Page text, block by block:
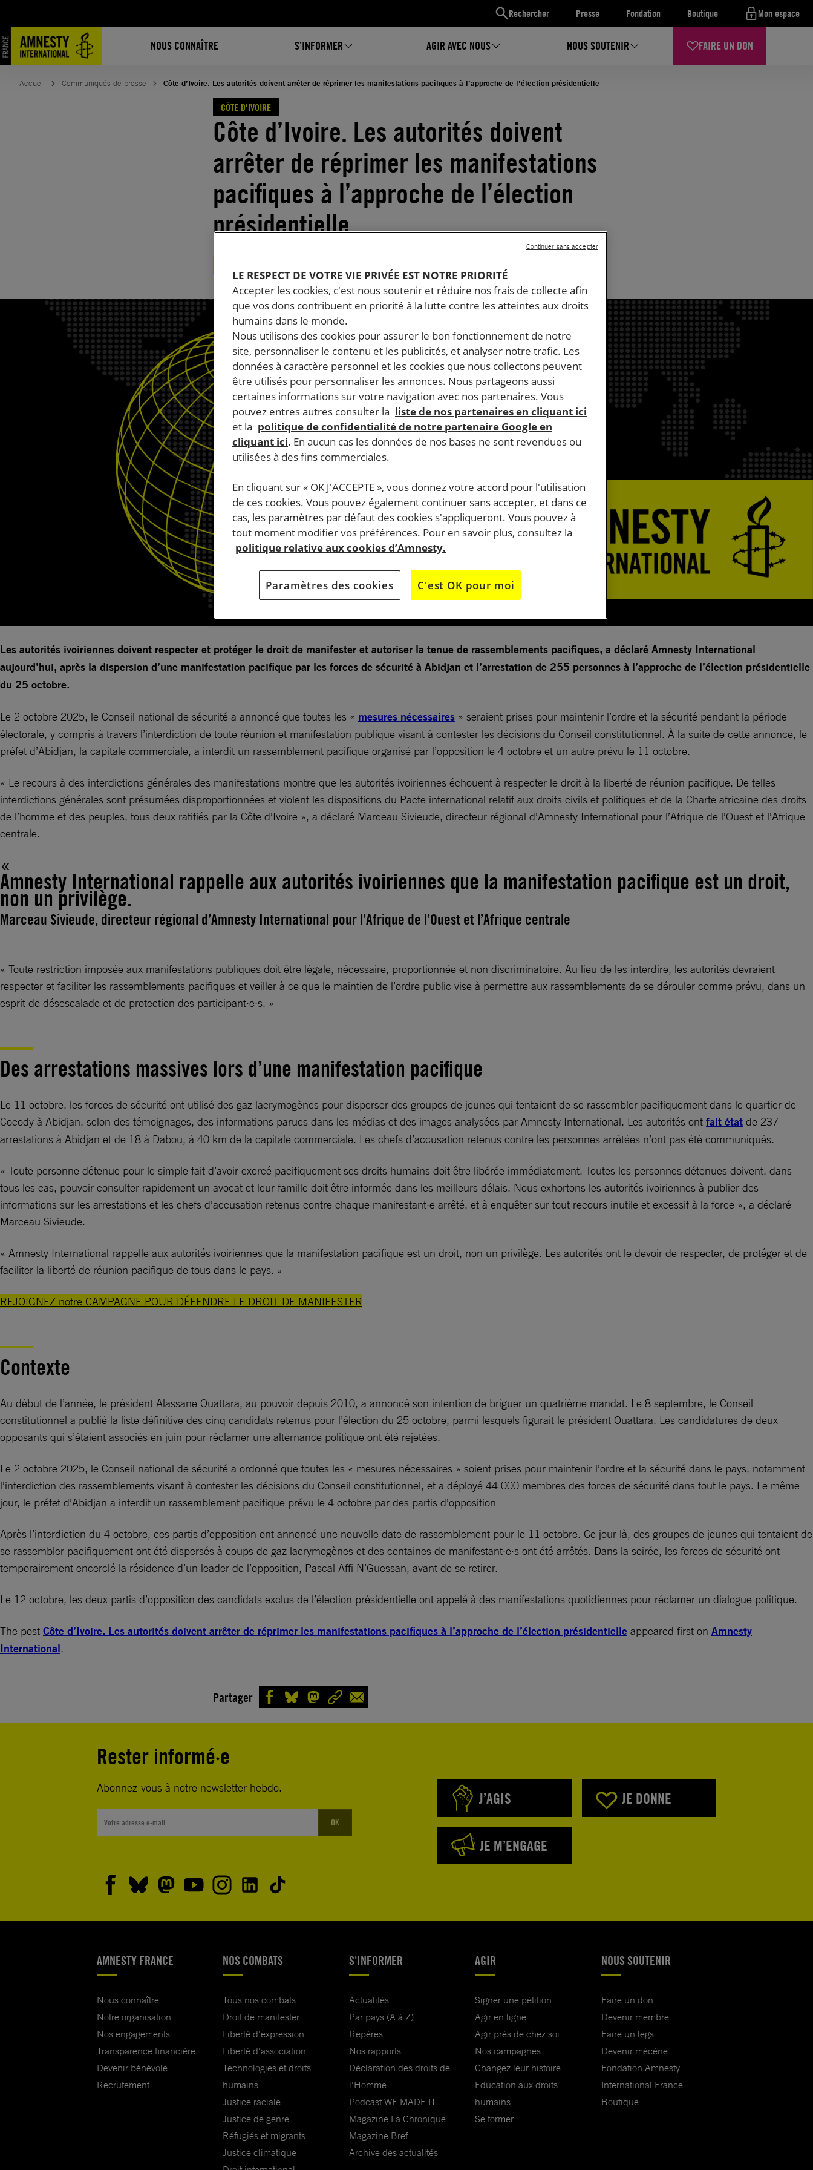
Rechercher Presse Fondation Boutique Mon espace
NOUS CONNAÎTRE S’INFORMER AGIR AVEC NOUS NOUS SOUTENIR FAIRE UN DON
contenu
Accueil Communiqués de presse Côte d’Ivoire. Les autorités doivent arrêter de réprimer les manifestations pacifiques à l’approche de l’élection présidentielle
CÔTE D'IVOIRE
Côte d’Ivoire. Les autorités doivent
arrêter de réprimer les manifestations
pacifiques à l’approche de l’élection
présidentielle
Les autorités ivoiriennes doivent respecter et protéger le droit de manifester et autoriser la tenue de rassemblements pacifiques, a déclaré Amnesty International
aujourd’hui, après la dispersion d’une manifestation pacifique par les forces de sécurité à Abidjan et l’arrestation de 255 personnes à l’approche de l’élection présidentielle
du 25 octobre.
Le 2 octobre 2025, le Conseil national de sécurité a annoncé que toutes les « mesures nécessaires » seraient prises pour maintenir l’ordre et la sécurité pendant la période
électorale, y compris à travers l’interdiction de toute réunion et manifestation publique visant à contester les décisions du Conseil constitutionnel. À la suite de cette annonce, le
préfet d’Abidjan, la capitale commerciale, a interdit un rassemblement pacifique organisé par l’opposition le 4 octobre et un autre prévu le 11 octobre.
« Le recours à des interdictions générales des manifestations montre que les autorités ivoiriennes échouent à respecter le droit à la liberté de réunion pacifique. De telles
interdictions générales sont présumées disproportionnées et violent les dispositions du Pacte international relatif aux droits civils et politiques et de la Charte africaine des droits
de l’homme et des peuples, tous deux ratifiés par la Côte d’Ivoire », a déclaré Marceau Sivieude, directeur régional d’Amnesty International pour l’Afrique de l’Ouest et l’Afrique
centrale.
Amnesty International rappelle aux autorités ivoiriennes que la manifestation pacifique est un droit,
non un privilège.
Marceau Sivieude, directeur régional d’Amnesty International pour l’Afrique de l’Ouest et l’Afrique centrale
« Toute restriction imposée aux manifestations publiques doit être légale, nécessaire, proportionnée et non discriminatoire. Au lieu de les interdire, les autorités devraient
respecter et faciliter les rassemblements pacifiques et veiller à ce que le maintien de l’ordre public vise à permettre aux rassemblements de se dérouler comme prévu, dans un
esprit de désescalade et de protection des participant·e·s. »
Des arrestations massives lors d’une manifestation pacifique
Le 11 octobre, les forces de sécurité ont utilisé des gaz lacrymogènes pour disperser des groupes de jeunes qui tentaient de se rassembler pacifiquement dans le quartier de
Cocody à Abidjan, selon des témoignages, des informations parues dans les médias et des images analysées par Amnesty International. Les autorités ont fait état de 237
arrestations à Abidjan et de 18 à Dabou, à 40 km de la capitale commerciale. Les chefs d’accusation retenus contre les personnes arrêtées n’ont pas été communiqués.
« Toute personne détenue pour le simple fait d’avoir exercé pacifiquement ses droits humains doit être libérée immédiatement. Toutes les personnes détenues doivent, dans
tous les cas, pouvoir consulter rapidement un avocat et leur famille doit être informée dans les meilleurs délais. Nous exhortons les autorités ivoiriennes à publier des
informations sur les arrestations et les chefs d’accusation retenus contre chaque manifestant·e arrêté, et à enquêter sur tout recours inutile et excessif à la force », a déclaré
Marceau Sivieude.
« Amnesty International rappelle aux autorités ivoiriennes que la manifestation pacifique est un droit, non un privilège. Les autorités ont le devoir de respecter, de protéger et de
faciliter la liberté de réunion pacifique de tous dans le pays. »
REJOIGNEZ notre CAMPAGNE POUR DÉFENDRE LE DROIT DE MANIFESTER
Contexte
Au début de l’année, le président Alassane Ouattara, au pouvoir depuis 2010, a annoncé son intention de briguer un quatrième mandat. Le 8 septembre, le Conseil
constitutionnel a publié la liste définitive des cinq candidats retenus pour l’élection du 25 octobre, parmi lesquels figurait le président Ouattara. Les candidatures de deux
opposants qui s’étaient associés en juin pour réclamer une alternance politique ont été rejetées.
Le 2 octobre 2025, le Conseil national de sécurité a ordonné que toutes les « mesures nécessaires » soient prises pour maintenir l’ordre et la sécurité dans le pays, notamment
l’interdiction des rassemblements visant à contester les décisions du Conseil constitutionnel, et a déployé 44 000 membres des forces de sécurité dans tout le pays. Le même
jour, le préfet d’Abidjan a interdit un rassemblement pacifique prévu le 4 octobre par des partis d’opposition
Après l’interdiction du 4 octobre, ces partis d’opposition ont annoncé une nouvelle date de rassemblement pour le 11 octobre. Ce jour-là, des groupes de jeunes qui tentaient de
se rassembler pacifiquement ont été dispersés à coups de gaz lacrymogènes et des centaines de manifestant·e·s ont été arrêtés. Dans la soirée, les forces de sécurité ont
temporairement encerclé la résidence d’un leader de l’opposition, Pascal Affi N’Guessan, avant de se retirer.
Le 12 octobre, les deux partis d’opposition des candidats exclus de l’élection présidentielle ont appelé à des manifestations quotidiennes pour réclamer un dialogue politique.
The post Côte d’Ivoire. Les autorités doivent arrêter de réprimer les manifestations pacifiques à l’approche de l’élection présidentielle appeared first on Amnesty
International.
Partager
Rester informé·e
Abonnez-vous à notre newsletter hebdo.
OK
J’AGIS JE DONNE
JE M’ENGAGE
AMNESTY FRANCE
Nous connaître
Notre organisation
Nos engagements
Transparence financière
Devenir bénévole
Recrutement
NOS COMBATS
Tous nos combats
Droit de manifester
Liberté d'expression
Liberté d'association
Technologies et droits
humains
Justice raciale
Justice de genre
Réfugiés et migrants
Justice climatique
S'INFORMER
Actualités
Par pays (A à Z)
Repères
Nos rapports
Déclaration des droits de
l'Homme
Podcast WE MADE IT
Magazine La Chronique
Magazine Bref
Archive des actualités
AGIR
Signer une pétition
Agir en ligne
Agir près de chez soi
Nos campagnes
Changez leur histoire
Education aux droits
humains
Se former
NOUS SOUTENIR
Faire un don
Devenir membre
Faire un legs
Devenir mécène
Fondation Amnesty
International France
Boutique
LE RESPECT DE VOTRE VIE PRIVÉE EST NOTRE PRIORITÉ
Accepter les cookies, c'est nous soutenir et réduire nos frais de collecte afin
que vos dons contribuent en priorité à la lutte contre les atteintes aux droits
humains dans le monde.
Nous utilisons des cookies pour assurer le bon fonctionnement de notre
site, personnaliser le contenu et les publicités, et analyser notre trafic. Les
données à caractère personnel et les cookies que nous collectons peuvent
être utilisés pour personnaliser les annonces. Nous partageons aussi
certaines informations sur votre navigation avec nos partenaires. Vous
pouvez entres autres consulter la liste de nos partenaires en cliquant ici
et la politique de confidentialité de notre partenaire Google en
cliquant ici. En aucun cas les données de nos bases ne sont revendues ou
utilisées à des fins commerciales.
En cliquant sur « OK J'ACCEPTE », vous donnez votre accord pour l'utilisation
de ces cookies. Vous pouvez également continuer sans accepter, et dans ce
cas, les paramètres par défaut des cookies s'appliqueront. Vous pouvez à
tout moment modifier vos préférences. Pour en savoir plus, consultez la
politique relative aux cookies d’Amnesty.
Paramètres des cookies C'est OK pour moi
Continuer sans accepter